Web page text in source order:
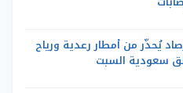
يُحذّر من أمطار رعدية ورياح